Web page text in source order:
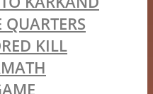
QUARTERS
KILL